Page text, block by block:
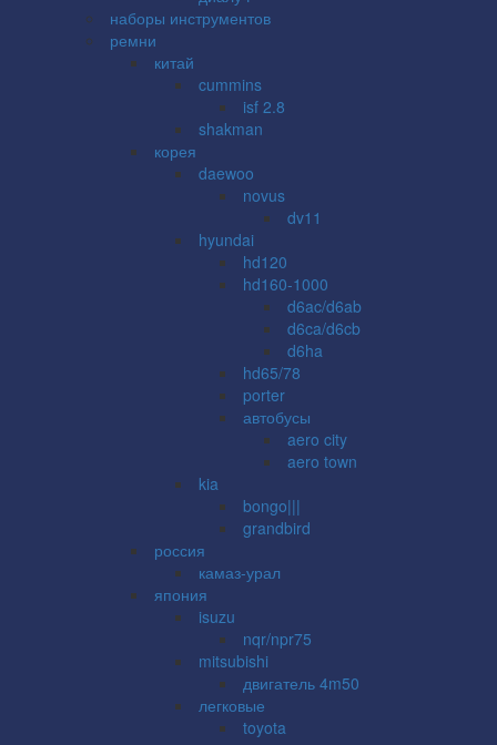
наборы инструментов
ремни
китай
cummins
isf 2.8
shakman
корея
daewoo
novus
dv11
hyundai
hd120
hd160-1000
d6ac/d6ab
d6ca/d6cb
d6ha
hd65/78
porter
автобусы
aero city
aero town
kia
bongo|||
grandbird
россия
камаз-урал
япония
isuzu
nqr/npr75
mitsubishi
двигатель 4m50
легковые
toyota